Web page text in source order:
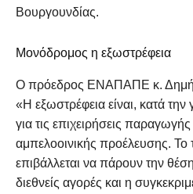
Βουργουνδίας.
Μονόδρομος η εξωστρέφεια
Ο πρόεδρος ΕΝΑΠΑΠΕ κ.
«Η εξωστρέφεια είναι, κατά
για τις επιχειρήσεις
αμπελοοινικής προέλευσης. Το
επιβάλλεται να πάρουν την
διεθνείς αγορές και η